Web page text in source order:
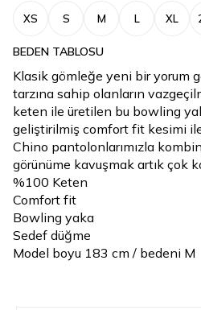
XS S M L XL
BEDEN TABLOSU
Klasik gömleğe yeni bir yorum
tarzına sahip olanların
keten ile üretilen bu bowling
geliştirilmiş comfort fit kesimi
Chino pantolonlarımızla
görünüme kavuşmak artık çok
%100 Keten
Comfort fit
Bowling yaka
Sedef düğme
Model boyu 183 cm / bedeni M